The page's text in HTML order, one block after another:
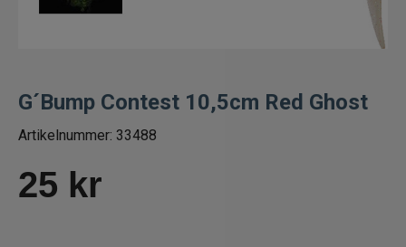
Handgjorda beten
Jiggar och Gummibeten
G´Bump Contest 10,5cm Red Ghost
Artikelnummer: 33488
25 kr